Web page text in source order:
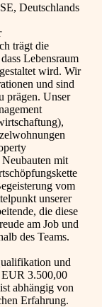
Deutschlands
trägt die
Lebensraum
wird. Wir
und sind
prägen. Unser
mit
vom
unserer
die diese
am Job und
des Teams.
und
EUR 3.500,00
abhängig von
Erfahrung.